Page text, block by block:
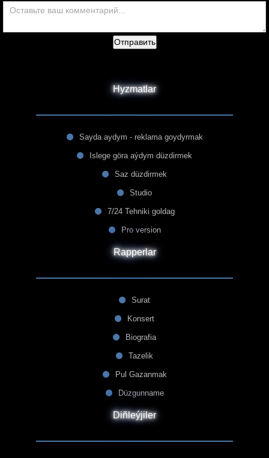
Отправить
Hyzmatlar
Sayda aydym - reklama goydyrmak
Islege göra aýdym düzdirmek
Saz düzdirmek
Studio
7/24 Tehniki goldag
Pro version
Rapperlar
Surat
Konsert
Biografia
Tazelik
Pul Gazanmak
Düzgunname
Diñleýjiler